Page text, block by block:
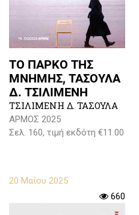
ΤΟ ΠΑΡΚΟ ΤΗΣ
ΜΝΗΜΗΣ, ΤΑΣΟΥΛΑ
Δ. ΤΣΙΛΙΜΕΝΗ
ΤΣΙΛΙΜΕΝΗ Δ. ΤΑΣΟΥΛΑ
ΑΡΜΟΣ 2025
Σελ. 160, τιμή εκδότη €11.00
20 Μαΐου 2025
660